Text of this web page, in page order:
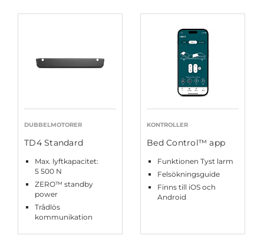
DUBBELMOTORER
TD4 Standard
Max. lyftkapacitet:
5 500 N
ZERO™ standby
power
Trådlös
kommunikation
KONTROLLER
Bed Control™ app
Funktionen Tyst larm
Felsökningsguide
Finns till iOS och
Android